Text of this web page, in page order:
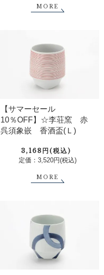
MORE
【サマーセール
10％OFF】☆李荘窯 赤
呉須象嵌 香酒盃(Ｌ)
3,168円(税込)
定価：3,520円(税込)
MORE